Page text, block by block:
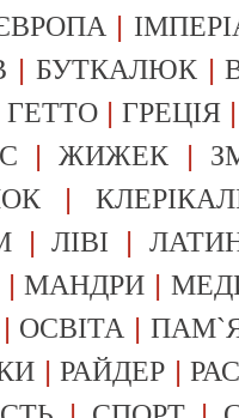
|
| БУТКАЛЮК|
ГЕТТО |ГРЕЦІЯ
|ЖИЖЕК |
|
|ЛІВІ |
|МАНДРИ |
ОСВІТА |
|РАЙДЕР |